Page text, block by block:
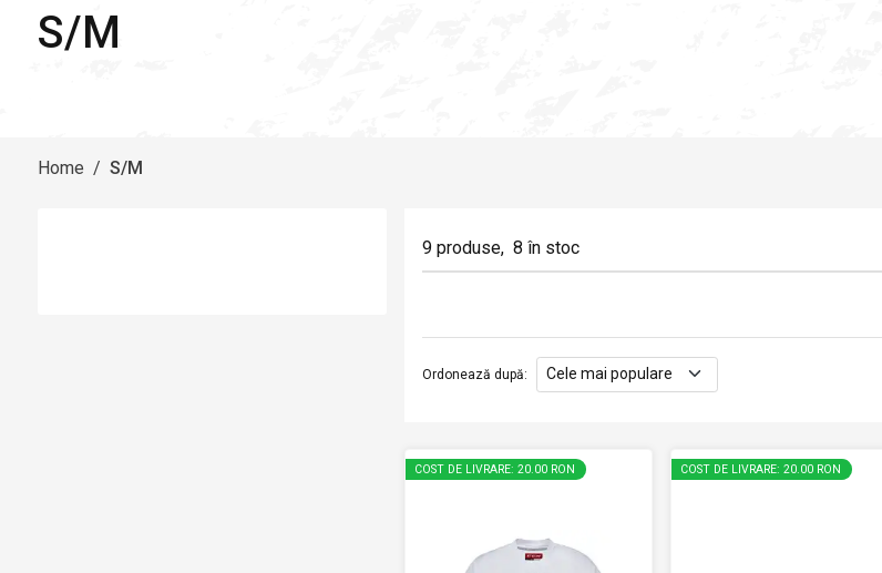
S/M
Home / S/M
9 produse, 8 în stoc
Ordonează după:
COST DE LIVRARE: 20.00 RON COST DE LIVRARE: 20.00 RON